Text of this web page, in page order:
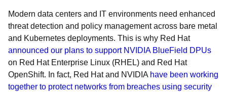
Modern data centers and IT environments need enhanced
threat detection and policy management across bare metal
and Kubernetes deployments. This is why Red Hat
announced our plans to support NVIDIA BlueField DPUs
on Red Hat Enterprise Linux (RHEL) and Red Hat
OpenShift. In fact, Red Hat and NVIDIA have been working
together to protect networks from breaches using security